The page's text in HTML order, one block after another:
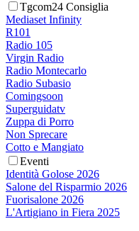
Tgcom24 Consiglia
Mediaset Infinity
R101
Radio 105
Virgin Radio
Radio Montecarlo
Radio Subasio
Comingsoon
Superguidatv
Zuppa di Porro
Non Sprecare
Cotto e Mangiato
Eventi
Identità Golose 2026
Salone del Risparmio 2026
Fuorisalone 2026
L'Artigiano in Fiera 2025